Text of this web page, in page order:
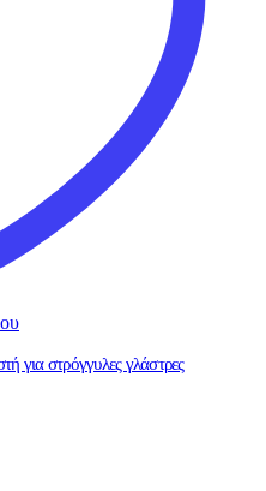
για στρόγγυλες γλάστρες